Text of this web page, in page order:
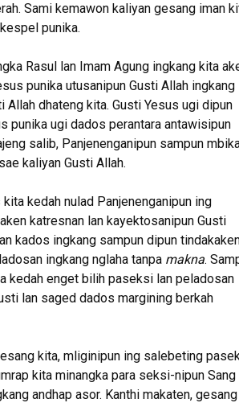
Sami kemawon kaliyan gesang iman
punika.
Rasul lan Imam Agung ingkang kita
punika utusanipun Gusti Allah ingkang
Allah dhateng kita. Gusti Yesus ugi dipun
punika ugi dados perantara antawisipun
salib, Panjenenganipun sampun
kaliyan Gusti Allah.
kedah nulad Panjenenganipun ing
katresnan lan kayektosanipun Gusti
kados ingkang sampun dipun
ingkang nglaha tanpa makna.
kedah enget bilih paseksi lan peladosan
lan saged dados margining berkah
kita, mliginipun ing salebeting
kita minangka para seksi-nipun Sang
andhap asor. Kanthi makaten, gesang